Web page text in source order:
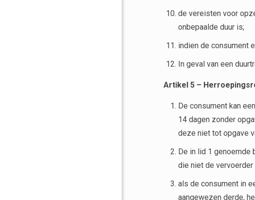
de vereisten voor
onbepaalde duur is;
indien de consument
In geval van een
Artikel 5 –
De consument kan
14 dagen zonder
deze niet tot opgave
De in lid 1 genoemde
die niet de
als de consument in
aangewezen derde,